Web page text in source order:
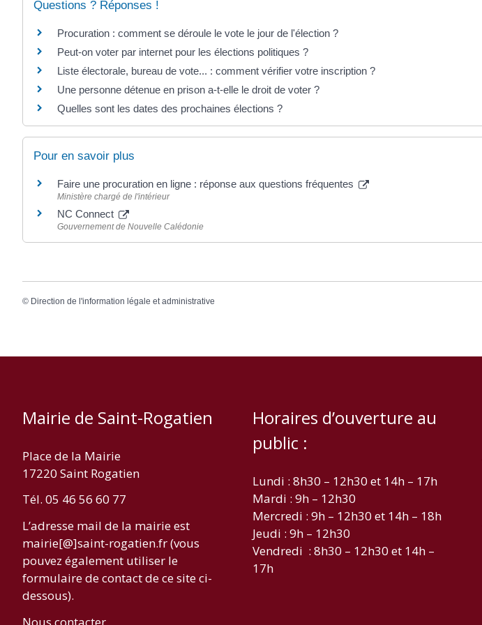
Questions ? Réponses !
Procuration : comment se déroule le vote le jour de l'élection ?
Peut-on voter par internet pour les élections politiques ?
Liste électorale, bureau de vote... : comment vérifier votre inscription ?
Une personne détenue en prison a-t-elle le droit de voter ?
Quelles sont les dates des prochaines élections ?
Pour en savoir plus
Faire une procuration en ligne : réponse aux questions fréquentes
Ministère chargé de l'intérieur
NC Connect
Gouvernement de Nouvelle Calédonie
© Direction de l'information légale et administrative
Mairie de Saint-Rogatien
Place de la Mairie
17220 Saint Rogatien
Tél. 05 46 56 60 77
L’adresse mail de la mairie est
mairie[@]saint-rogatien.fr (vous
pouvez également utiliser le
formulaire de contact de ce site ci-
dessous).
Horaires d’ouverture au
public :
Lundi : 8h30 – 12h30 et 14h – 17h
Mardi : 9h – 12h30
Mercredi : 9h – 12h30 et 14h – 18h
Jeudi : 9h – 12h30
Vendredi : 8h30 – 12h30 et 14h –
17h